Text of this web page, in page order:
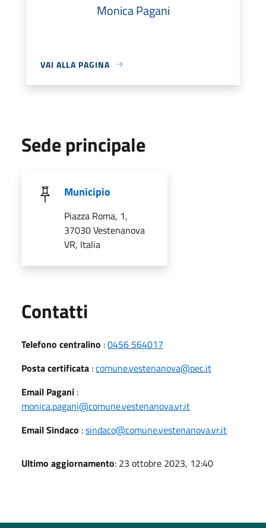
Monica Pagani
VAI ALLA PAGINA
Sede principale
Municipio
Piazza Roma, 1,
37030 Vestenanova
VR, Italia
Contatti
Telefono centralino :0456 564017
Posta certificata :comune.vestenanova@pec.it
Email Pagani :
monica.pagani@comune.vestenanova.vr.it
Email Sindaco :sindaco@comune.vestenanova.vr.it
Ultimo aggiornamento: 23 ottobre 2023, 12:40